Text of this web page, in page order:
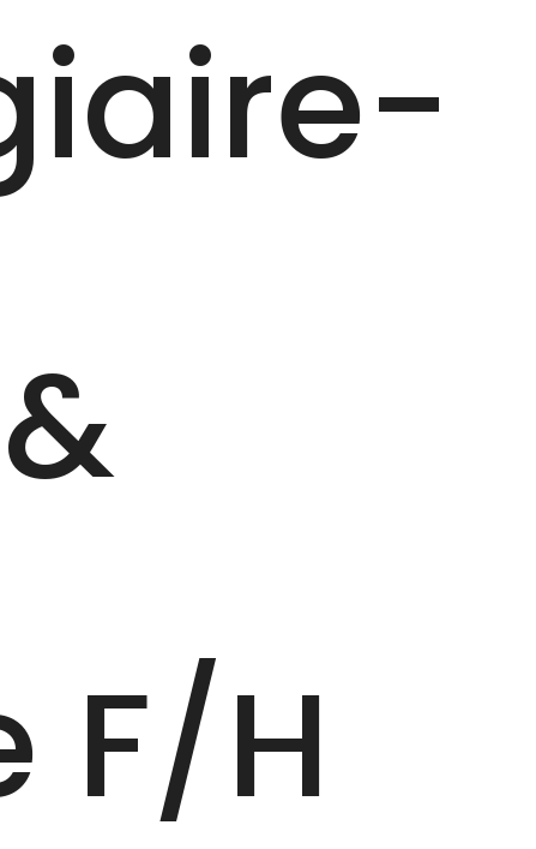
F/‎H